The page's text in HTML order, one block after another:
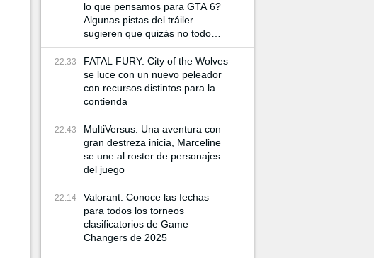
lo que pensamos para GTA 6?
Algunas pistas del tráiler
sugieren que quizás no todo
vaya tan bien entre Lucía y su
pareja
22:33
FATAL FURY: City of the Wolves
se luce con un nuevo peleador
con recursos distintos para la
contienda
22:43
MultiVersus: Una aventura con
gran destreza inicia, Marceline
se une al roster de personajes
del juego
22:14
Valorant: Conoce las fechas
para todos los torneos
clasificatorios de Game
Changers de 2025